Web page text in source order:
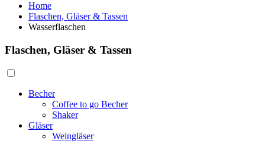
Home
Flaschen, Gläser & Tassen
Wasserflaschen
Flaschen, Gläser & Tassen
Becher
Coffee to go Becher
Shaker
Gläser
Weingläser